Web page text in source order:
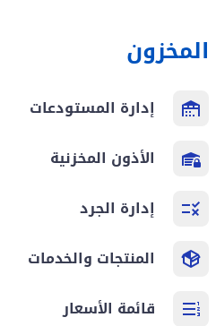
المخزون
إدارة المستودعات
الأذون المخزنية
إدارة الجرد
المنتجات والخدمات
قائمة الأسعار